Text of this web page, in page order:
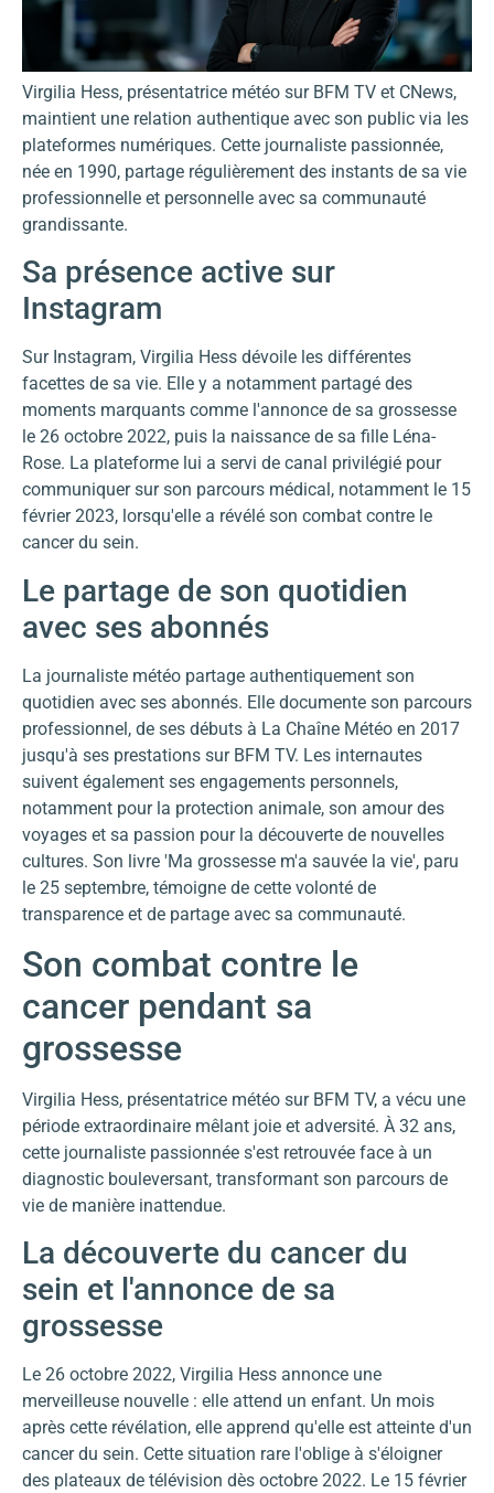
Virgilia Hess, présentatrice météo sur BFM TV et CNews,
maintient une relation authentique avec son public via les
plateformes numériques. Cette journaliste passionnée,
née en 1990, partage régulièrement des instants de sa vie
professionnelle et personnelle avec sa communauté
grandissante.
Sa présence active sur
Instagram
Sur Instagram, Virgilia Hess dévoile les différentes
facettes de sa vie. Elle y a notamment partagé des
moments marquants comme l'annonce de sa grossesse
le 26 octobre 2022, puis la naissance de sa fille Léna-
Rose. La plateforme lui a servi de canal privilégié pour
communiquer sur son parcours médical, notamment le 15
février 2023, lorsqu'elle a révélé son combat contre le
cancer du sein.
Le partage de son quotidien
avec ses abonnés
La journaliste météo partage authentiquement son
quotidien avec ses abonnés. Elle documente son parcours
professionnel, de ses débuts à La Chaîne Météo en 2017
jusqu'à ses prestations sur BFM TV. Les internautes
suivent également ses engagements personnels,
notamment pour la protection animale, son amour des
voyages et sa passion pour la découverte de nouvelles
cultures. Son livre 'Ma grossesse m'a sauvée la vie', paru
le 25 septembre, témoigne de cette volonté de
transparence et de partage avec sa communauté.
Son combat contre le
cancer pendant sa
grossesse
Virgilia Hess, présentatrice météo sur BFM TV, a vécu une
période extraordinaire mêlant joie et adversité. À 32 ans,
cette journaliste passionnée s'est retrouvée face à un
diagnostic bouleversant, transformant son parcours de
vie de manière inattendue.
La découverte du cancer du
sein et l'annonce de sa
grossesse
Le 26 octobre 2022, Virgilia Hess annonce une
merveilleuse nouvelle : elle attend un enfant. Un mois
après cette révélation, elle apprend qu'elle est atteinte d'un
cancer du sein. Cette situation rare l'oblige à s'éloigner
des plateaux de télévision dès octobre 2022. Le 15 février